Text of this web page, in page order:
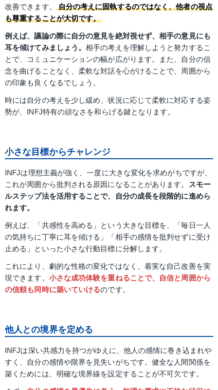
改善できます。
自分の考えに固執するのではなく、他者の視点
も尊重することが大切です。
例えば、議論の際に自分の意見を絶対視せず、相手の意見にも
耳を傾けてみましょう。相手の考えを理解しようと努力するこ
とで、コミュニケーションの幅が広がります。また、自分の信
念を曲げることなく、柔軟な対話を心がけることで、周囲から
の印象も良くなるでしょう。
時には自分の考えを少し緩め、状況に応じて柔軟に対応する姿
勢が、INFJ特有の頑なさを和らげる鍵となります。
小さな目標からチャレンジ
INFJは理想主義が強く、一度に大きな変化を求めがちですが、
これが周囲から批判される原因になることがあります。
スモー
ルステップ法を活用することで、自分の成長を段階的に進めら
れます。
例えば、「共感性を高める」という大きな目標を、「毎日一人
の気持ちに丁寧に耳を傾ける」「相手の感情を批判せずに受け
止める」といった小さな行動目標に分解します。
これにより、劇的な性格の変化ではなく、着実な自己改善を実
現できます。 小さな成功体験を重ねることで、自信と周囲から
の信頼も同時に築いていけるのです。
他人との境界を定める
INFJは深い共感力を持つがゆえに、他人の感情に巻き込まれや
すく、自分の感情や限界を見失いがちです。健全な人間関係を
築くためには、明確な境界線を設定することが不可欠です。